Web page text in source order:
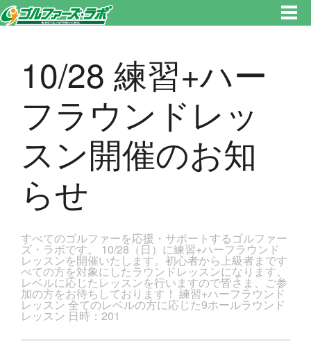
です。新宿区、若松河田で気軽にゴルフレッスン！
10/28 練習+ハー
フラウンドレッ
スン開催のお知
らせ
すべてのゴルファーを応援・サポートするゴルファー
ズ・ラボです。 10/28（日）に練習+ハーフラウンド
レッスンを開催いたします。初心者から上級者まです
べての方を対象にしたラウンドレッスンになります。
レベルに応じたレッスンを行いますので皆さま、ご参
加の方をお待ちしております！ 練習+ハーフラウンド
レッスン 全てのレベルの方に応じた9ホールラウンド
レッスン 日時：201